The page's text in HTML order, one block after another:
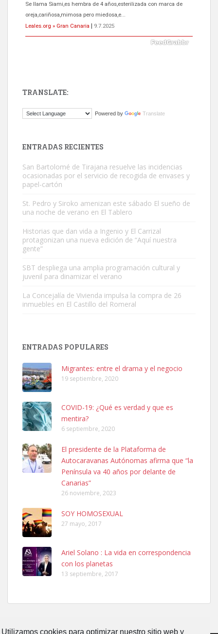
Utilizamos cookies para optimizar nuestro sitio web y
El ayuntamiento se va a llevar a Los Gatos callejeros de la zona los
próximos días, ella incluida...
Leales.org » Gran Canaria
9.7.2025
Este gato macho ha aparecido en la calle hace menos de un mes,
Busco adopción responsable para mi perra. Pastor alemán,
hembra, 4 años. Por motivos personales ...
Leales.org » Gran Canaria
Leales.org » Gran Canaria
Ninfa perdida
El día 5 se los perdió una ninfa papillera, asustada tiene miedo a la
calle, se perdió por la zon...
Leales.org » Gran Canaria
6.7.2025
Adopcion
Busco casa de acogida para mi perrita ya que por temas de trabajo
no la puedo tener. Solo gente r...
TRANSLATE:
Powered by Translate
ENTRADAS RECIENTES
San Bartolomé de Tirajana resuelve las incidencias
ocasionadas por el servicio de recogida de envases y
papel-cartón
St. Pedro y Siroko amenizan este sábado El sueño de
una noche de verano en El Tablero
Historias que dan vida a Ingenio y El Carrizal
protagonizan una nueva edición de “Aquí nuestra
gente”
SBT despliega una amplia programación cultural y
juvenil para dinamizar el verano
La Concejalía de Vivienda impulsa la compra de 26
inmuebles en El Castillo del Romeral
ENTRADAS POPULARES
Migrantes: entre el drama y el negocio
19 septiembre, 2020
COVID-19: ¿Qué es verdad y que es
mentira?
6 septiembre, 2020
El presidente de la Plataforma de
Autocaravanas Autónomas afirma que “la
Península va 40 años por delante de
Canarias”
26 noviembre, 2023
SOY HOMOSEXUAL
27 mayo, 2017
Ariel Solano : La vida en correspondencia
con los planetas
13 septiembre, 2017